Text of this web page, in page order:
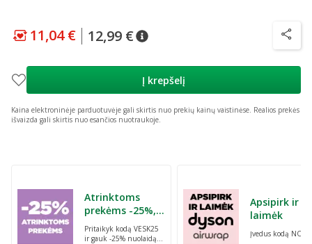
12,99 €patarimas
Įprasta kaina
patarimas
Lojalumo klubo kaina
11,04 €
Į krepšelį
Kaina elektroninėje parduotuvėje gali skirtis nuo prekių kainų vaistinėse. Realios prekės
išvaizda gali skirtis nuo esančios nuotraukoje.
Atrinktoms
prekėms -25%,
perkant dvi bet
kurias prekes su
Pritaikyk kodą VESK25
ir gauk -25% nuolaidą
Apsipirk ir
laimėk
Įvedus kodą